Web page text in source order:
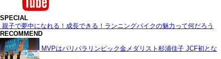
SPECIAL
親子で夢中になれる！成長できる！ランニングバイクの魅力って何だろう
RECOMMEND
MVPはパリパラリンピック金メダリスト杉浦佳子 JCF初とな